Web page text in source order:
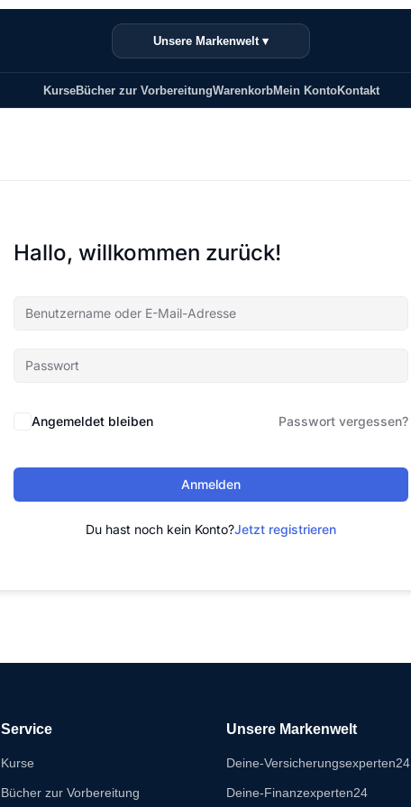
Unsere Markenwelt ▾
KurseBücher zur VorbereitungWarenkorbMein KontoKontakt
Hallo, willkommen zurück!
Angemeldet bleiben Passwort vergessen?
Anmelden
Du hast noch kein Konto?Jetzt registrieren
Service
Kurse
Bücher zur Vorbereitung
Unsere Markenwelt
Deine-Versicherungsexperten24
Deine-Finanzexperten24